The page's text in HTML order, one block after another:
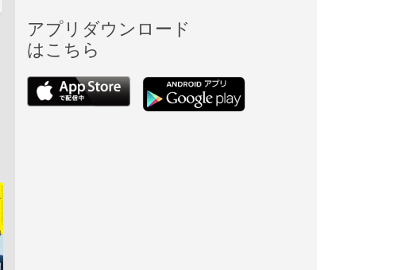
アプリダウンロード
はこちら